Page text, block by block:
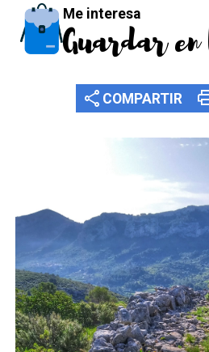
Me interesa
Guardar
share COMPARTIR